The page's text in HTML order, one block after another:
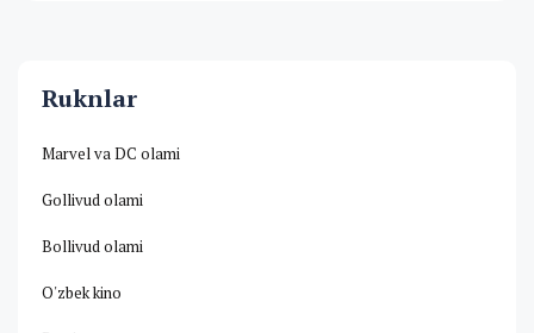
Ruknlar
Marvel va DC olami
Gollivud olami
Bollivud olami
O'zbek kino